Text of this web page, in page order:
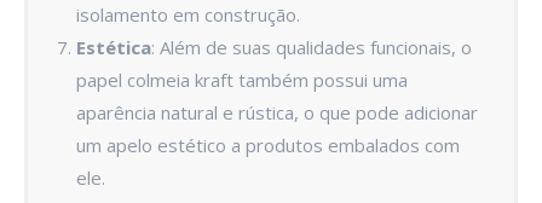
isolamento em construção.
Estética: Além de suas qualidades funcionais, o
papel colmeia kraft também possui uma
aparência natural e rústica, o que pode adicionar
um apelo estético a produtos embalados com
ele.